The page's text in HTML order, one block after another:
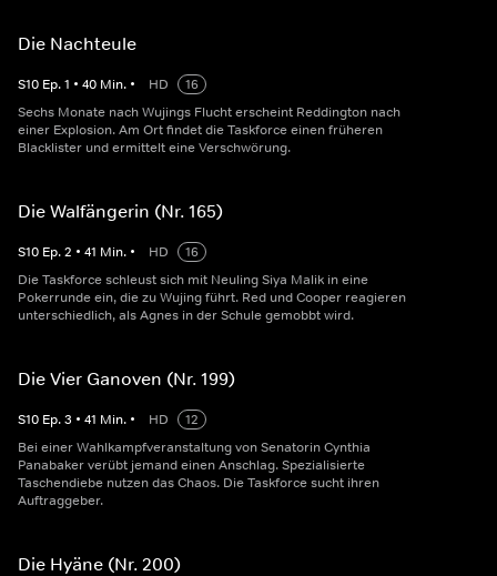
Die Nachteule
S10 Ep.1 • 40 Min. • HD
16
Sechs Monate nach Wujings Flucht erscheint Reddington nach
einer Explosion. Am Ort findet die Taskforce einen früheren
Blacklister und ermittelt eine Verschwörung.
Die Walfängerin (Nr. 165)
S10 Ep.2 • 41 Min. • HD
16
Die Taskforce schleust sich mit Neuling Siya Malik in eine
Pokerrunde ein, die zu Wujing führt. Red und Cooper reagieren
unterschiedlich, als Agnes in der Schule gemobbt wird.
Die Vier Ganoven (Nr. 199)
S10 Ep.3 • 41 Min. • HD
12
Bei einer Wahlkampfveranstaltung von Senatorin Cynthia
Panabaker verübt jemand einen Anschlag. Spezialisierte
Taschendiebe nutzen das Chaos. Die Taskforce sucht ihren
Auftraggeber.
Die Hyäne (Nr. 200)